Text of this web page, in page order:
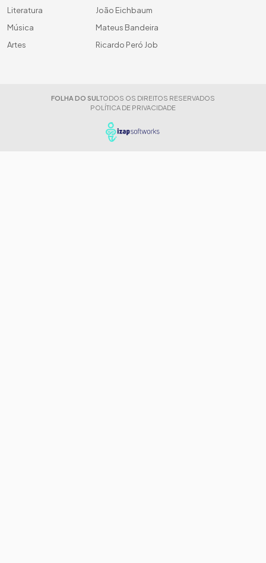
Literatura
Música
Artes
João Eichbaum
Mateus Bandeira
Ricardo Peró Job
FOLHA DO SUL TODOS OS DIREITOS RESERVADOS
POLÍTICA DE PRIVACIDADE